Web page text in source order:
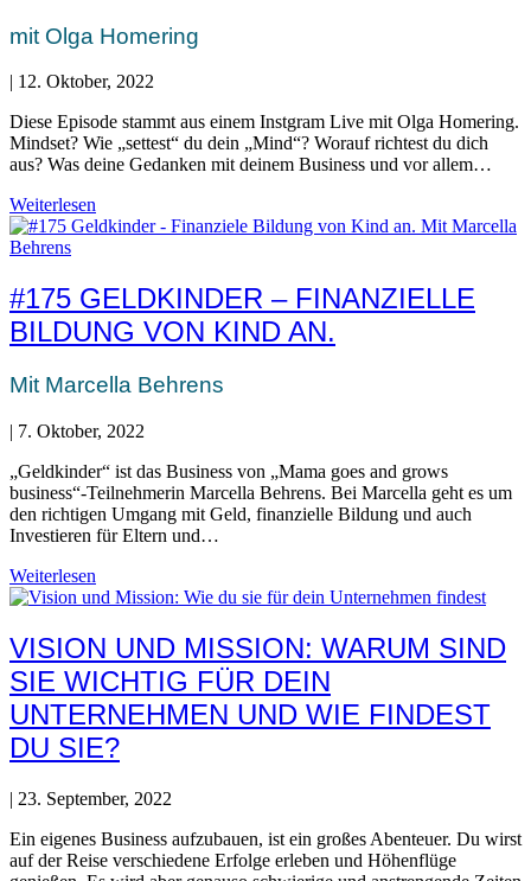
mit Olga Homering
| 12. Oktober, 2022
Diese Episode stammt aus einem Instgram Live mit Olga Homering.
Mindset? Wie „settest“ du dein „Mind“? Worauf richtest du dich
aus? Was deine Gedanken mit deinem Business und vor allem…
Weiterlesen
#175 GELDKINDER – FINANZIELLE
BILDUNG VON KIND AN.
Mit Marcella Behrens
| 7. Oktober, 2022
„Geldkinder“ ist das Business von „Mama goes and grows
business“-Teilnehmerin Marcella Behrens. Bei Marcella geht es um
den richtigen Umgang mit Geld, finanzielle Bildung und auch
Investieren für Eltern und…
Weiterlesen
VISION UND MISSION: WARUM SIND
SIE WICHTIG FÜR DEIN
UNTERNEHMEN UND WIE FINDEST
DU SIE?
| 23. September, 2022
Ein eigenes Business aufzubauen, ist ein großes Abenteuer. Du wirst
auf der Reise verschiedene Erfolge erleben und Höhenflüge